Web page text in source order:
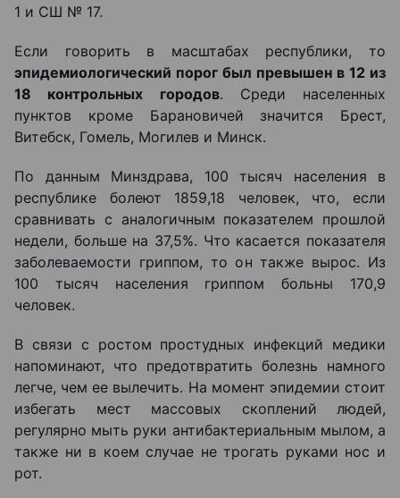
1 и СШ № 17.
Если говорить в масштабах республики, то
эпидемиологический порог был превышен в 12 из
18 контрольных городов. Среди населенных
пунктов кроме Барановичей значится Брест,
Витебск, Гомель, Могилев и Минск.
По данным Минздрава, 100 тысяч населения в
республике болеют 1859,18 человек, что, если
сравнивать с аналогичным показателем прошлой
недели, больше на 37,5%. Что касается показателя
заболеваемости гриппом, то он также вырос. Из
100 тысяч населения гриппом больны 170,9
человек.
В связи с ростом простудных инфекций медики
напоминают, что предотвратить болезнь намного
легче, чем ее вылечить. На момент эпидемии стоит
избегать мест массовых скоплений людей,
регулярно мыть руки антибактериальным мылом, а
также ни в коем случае не трогать руками нос и
рот.